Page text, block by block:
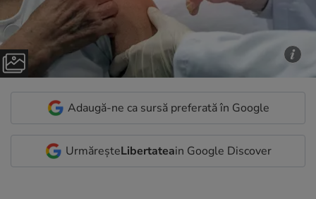
Adaugă-ne ca sursă preferată în Google
UrmăreșteLibertateain Google Discover